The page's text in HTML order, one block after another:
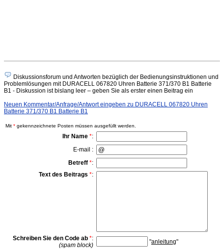
Diskussionsforum und Antworten bezüglich der Bedienungsinstruktionen und
Problemlösungen mit DURACELL 067820 Uhren Batterie 371/370 B1 Batterie
B1 - Diskussion ist bislang leer – geben Sie als erster einen Beitrag ein
Neuen Kommentar/Anfrage/Antwort eingeben zu DURACELL 067820 Uhren
Batterie 371/370 B1 Batterie B1
Mit * gekennzeichnete Posten müssen ausgefüllt werden.
Ihr Name *:
E-mail :
Betreff *:
Text des Beitrags *:
Schreiben Sie den Code ab *:
(spam block)
"anleitung"